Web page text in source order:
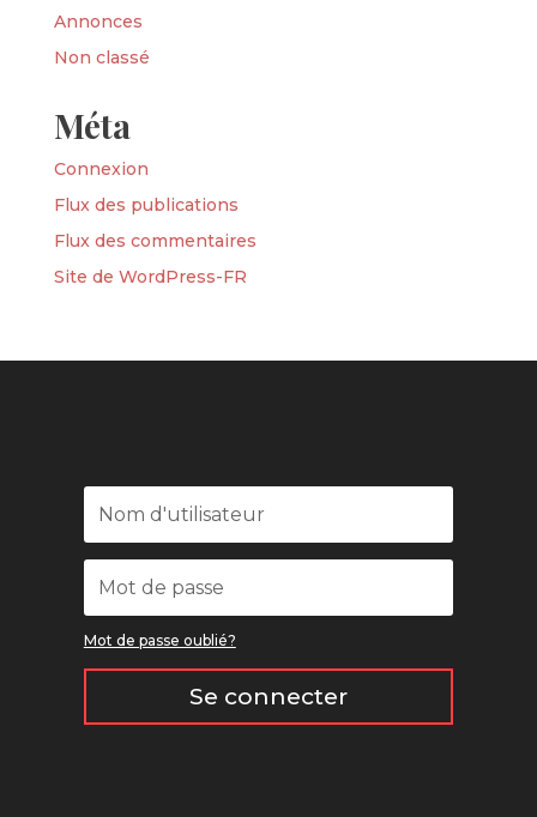
Annonces
Non classé
Méta
Connexion
Flux des publications
Flux des commentaires
Site de WordPress-FR
Mot de passe oublié?
Se connecter